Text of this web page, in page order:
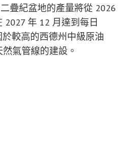
二疊紀盆地的產量將從 2026
年 12 月達到每日
較高的西德州中級原油
然氣管線的建設。